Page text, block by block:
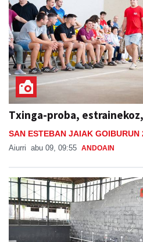
Txinga-proba,
SAN ESTEBAN JAIAK GOIBURUN
Aiurri abu 09, 09:55 ANDOAIN